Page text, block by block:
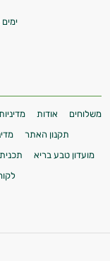
ימים
משלוחים אודות
תקנון האתר
מועדון טבע בריא